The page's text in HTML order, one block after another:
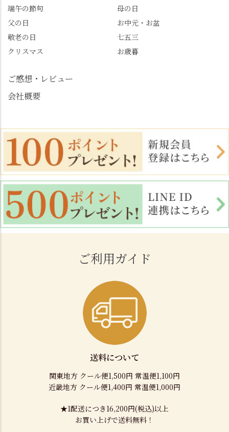
清竹 #なかの邸 #小倉山
荘 #京都観光 #西京区 #
大原野
端午の節句
母の日
父の日
お中元・お盆
敬老の日
七五三
クリスマス
お歳暮
ご感想・レビュー
会社概要
ご利用ガイド
送料について
関東地方 クール便1,500円 常温便1,100円
近畿地方 クール便1,400円 常温便1,000円
★1配送につき16,200円(税込)以上
お買い上げで送料無料！